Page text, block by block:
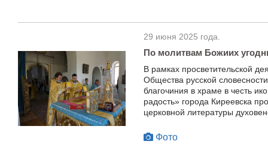
29 июня 2025 года.
По молитвам Божиих
В рамках просветительской
Общества русской
благочиния в храме в честь
радость» города Киреевска
церковной литературы
Фото